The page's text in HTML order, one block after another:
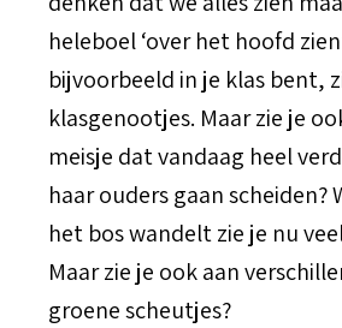
heleboel ‘over het hoofd
bijvoorbeeld in je klas bent,
klasgenootjes. Maar zie je
meisje dat vandaag heel
haar ouders gaan scheiden?
het bos wandelt zie je nu
Maar zie je ook aan
groene scheutjes?